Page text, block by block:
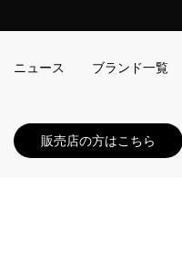
ニュース ブランド一覧
販売店の方はこちら